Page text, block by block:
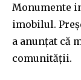
Monumente
imobilul.
a anunțat că
comunității.